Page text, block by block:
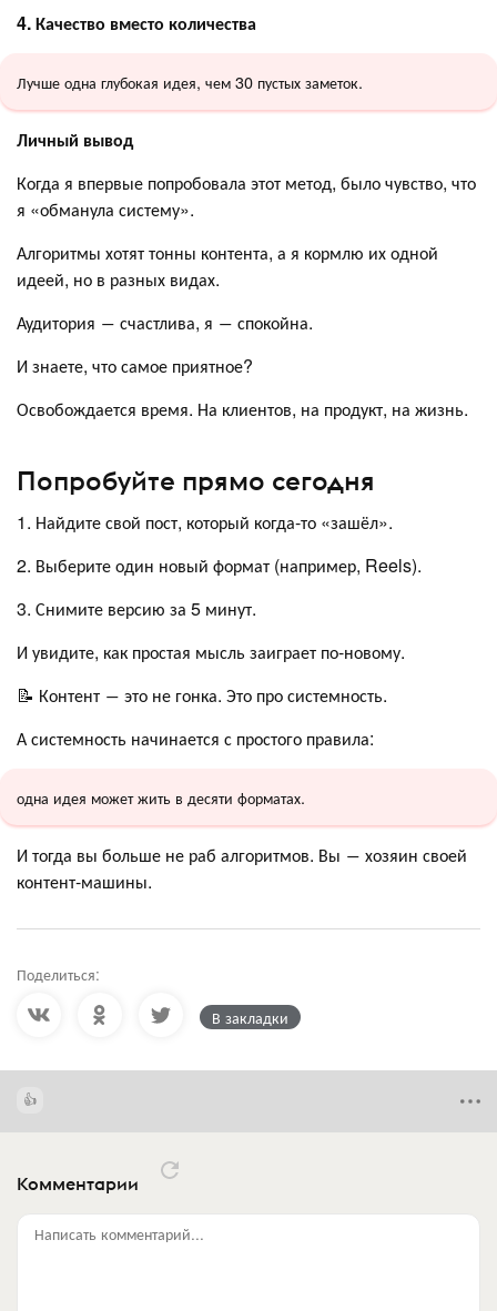
4. Качество вместо количества
Лучше одна глубокая идея, чем 30 пустых заметок.
Личный вывод
Когда я впервые попробовала этот метод, было чувство, что
я «обманула систему».
Алгоритмы хотят тонны контента, а я кормлю их одной
идеей, но в разных видах.
Аудитория ― счастлива, я ― спокойна.
И знаете, что самое приятное?
Освобождается время. На клиентов, на продукт, на жизнь.
Попробуйте прямо сегодня
1. Найдите свой пост, который когда-то «зашёл».
2. Выберите один новый формат (например, Reels).
3. Снимите версию за 5 минут.
И увидите, как простая мысль заиграет по-новому.
📝 Контент ― это не гонка. Это про системность.
А системность начинается с простого правила:
одна идея может жить в десяти форматах.
И тогда вы больше не раб алгоритмов. Вы ― хозяин своей
контент-машины.
Поделиться:
В закладки
Комментарии
Написать комментарий...